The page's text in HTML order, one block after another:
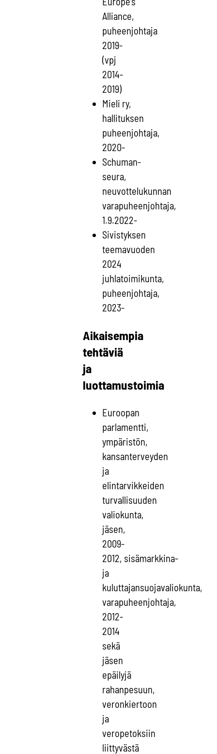
Alliance,
puheenjohtaja
2019-
(vpj
2014-
2019)
Mieli ry,
hallituksen
puheenjohtaja,
2020-
Schuman-
seura,
neuvottelukunnan
varapuheenjohtaja,
1.9.2022-
Sivistyksen
teemavuoden
2024
juhlatoimikunta,
puheenjohtaja,
2023-
Aikaisempia
tehtäviä
ja
luottamustoimia
Euroopan
parlamentti,
ympäristön,
kansanterveyden
ja
elintarvikkeiden
turvallisuuden
valiokunta,
jäsen,
2009-
2012, sisämarkkina-
ja
kuluttajansuojavaliokunta,
varapuheenjohtaja,
2012-
2014
sekä
jäsen
epäilyjä
rahanpesuun,
veronkiertoon
ja
veropetoksiin
liittyvästä